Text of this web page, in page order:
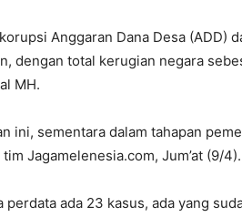
Anggaran Dana Desa (ADD)
dengan total kerugian negara
MH.
ini, sementara dalam tahapan
Jagamelenesia.com, Jum’at (9/4).
ada 23 kasus, ada yang